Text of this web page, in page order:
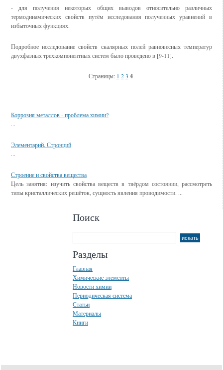
- для получения некоторых общих выводов относительно различных
термодинамических свойств путём исследования полученных уравнений в
избыточных функциях.
Подробное исследование свойств скалярных полей равновесных температур
двухфазных трехкомпонентных систем было проведено в [9-11].
Страницы: 1 2 3 4
Коррозия металлов - проблема химии?
...
Элементарий. Стронций
...
Строение и свойства вещества
Цель за­ня­тия: изу­чить свой­ства ве­ществ в твёр­дом со­стоя­нии, рассмотреть
типы кристаллических решёток, сущность явления проводимости. ...
Поиск
Разделы
Главная
Химические элементы
Новости химии
Периодическая система
Статьи
Материалы
Книги